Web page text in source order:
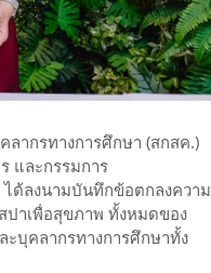
ากรทางการศึกษา (สกสค.)
และกรรมการ
ได้ลงนามบันทึกข้อตกลงความ
าเพื่อสุขภาพ ทั้งหมดของ
บุคลากรทางการศึกษาทั้ง